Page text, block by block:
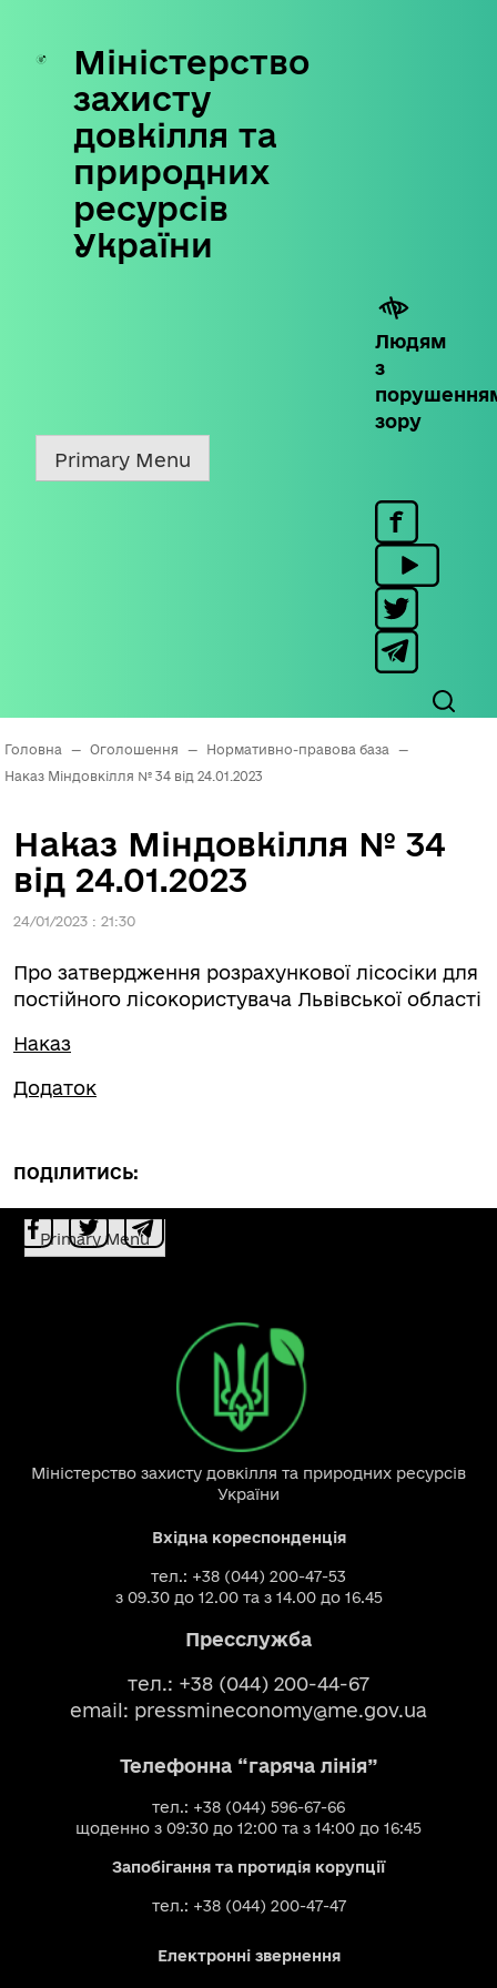
Skip
content
Міністерство
захисту
довкілля та
природних
ресурсів
України
Людям
з
зору
Primary Menu
Головна — Оголошення — Нормативно-правова база
—
Наказ Міндовкілля № 34 від 24.01.2023
Наказ Міндовкілля № 34
від 24.01.2023
24/01/2023 : 21:30
Про затвердження розрахункової лісосіки для
постійного лісокористувача Львівської області
Наказ
Додаток
ПОДІЛИТИСЬ:
Primary Menu
Міністерство захисту довкілля та природних ресурсів
України
Вхідна кореспонденція
тел.: +38 (044) 200-47-53
з 09.30 до 12.00 та з 14.00 до 16.45
Пресслужба
тел.: +38 (044) 200-44-67
email: pressmineconomy@me.gov.ua
Телефонна “гаряча лінія”
тел.: +38 (044) 596-67-66
щоденно з 09:30 до 12:00 та з 14:00 до 16:45
Запобігання та протидія корупції
тел.: +38 (044) 200-47-47
Електронні звернення